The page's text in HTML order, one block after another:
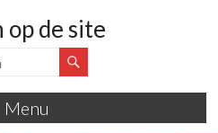
op de site
Menu